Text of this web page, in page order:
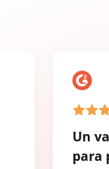
Un
para